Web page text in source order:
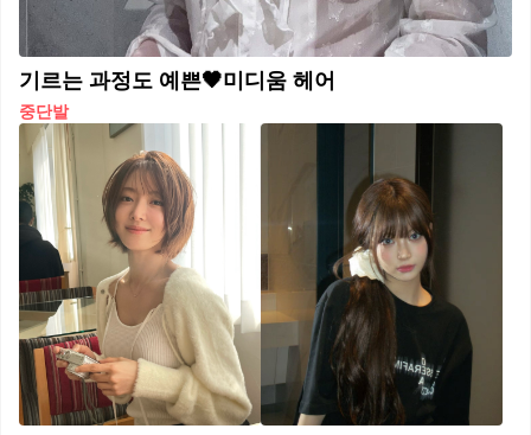
기르는 과정도 예쁜🖤미디움 헤어
중단발